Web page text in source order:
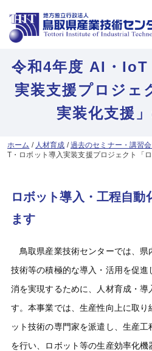
令和4年度 AI・IoT
実装支援プロジェ
実装化支援
ホーム / 人材育成 /過去のセミナー・講習
T・ロボット導入実装支援プロジェクト「
ロボット導入・工程自動
ます
鳥取県産業技術センターでは、県
技術等の積極的な導入・活用を促
消を実現するために、人材育成・導
す。本事業では、生産性向上に取
ット技術の専門家を派遣し、生産
を行い、ロボット等の生産効率化機